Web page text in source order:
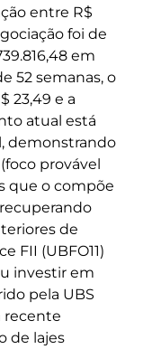
entre R$
foi de
em
52 semanas, o
23,49 e a
atual está
demonstrando
provável
que o compõe
de
FII (UBFO11)
investir em
pela UBS
recente
de lajes